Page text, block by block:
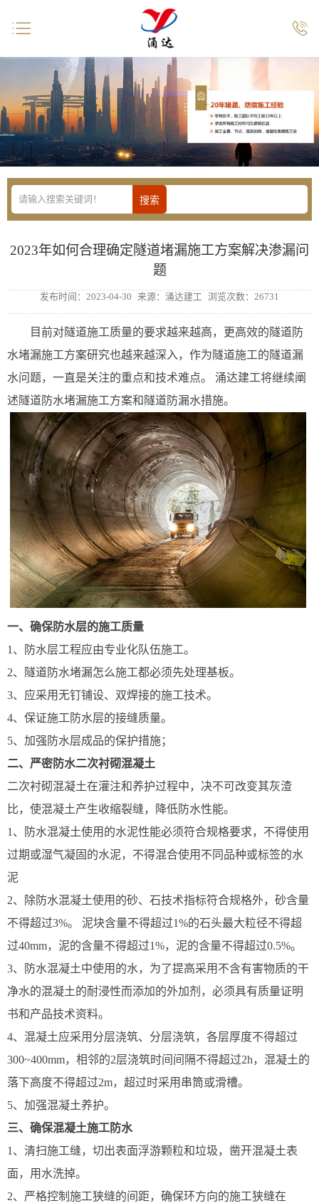
2023年如何合理确定隧道堵漏施工方案解决渗漏问
题
发布时间：2023-04-30 来源：涌达建工 浏览次数：26731
目前对隧道施工质量的要求越来越高，更高效的隧道防
水堵漏施工方案研究也越来越深入，作为隧道施工的隧道漏
水问题，一直是关注的重点和技术难点。 涌达建工将继续阐
述隧道防水堵漏施工方案和隧道防漏水措施。
一、确保防水层的施工质量
1、防水层工程应由专业化队伍施工。
2、隧道防水堵漏怎么施工都必须先处理基板。
3、应采用无钉铺设、双焊接的施工技术。
4、保证施工防水层的接缝质量。
5、加强防水层成品的保护措施；
二、严密防水二次衬砌混凝土
二次衬砌混凝土在灌注和养护过程中，决不可改变其灰渣
比，使混凝土产生收缩裂缝，降低防水性能。
1、防水混凝土使用的水泥性能必须符合规格要求，不得使用
过期或湿气凝固的水泥，不得混合使用不同品种或标签的水
泥
2、除防水混凝土使用的砂、石技术指标符合规格外，砂含量
不得超过3%。 泥块含量不得超过1%的石头最大粒径不得超
过40mm，泥的含量不得超过1%，泥的含量不得超过0.5%。
3、防水混凝土中使用的水，为了提高采用不含有害物质的干
净水的混凝土的耐浸性而添加的外加剂，必须具有质量证明
书和产品技术资料。
4、混凝土应采用分层浇筑、分层浇筑，各层厚度不得超过
300~400mm，相邻的2层浇筑时间间隔不得超过2h，混凝土的
落下高度不得超过2m，超过时采用串筒或滑槽。
5、加强混凝土养护。
三、确保混凝土施工防水
1、清扫施工缝，切出表面浮游颗粒和垃圾，凿开混凝土表
面，用水洗掉。
2、严格控制施工狭缝的间距，确保环方向的施工狭缝在
 